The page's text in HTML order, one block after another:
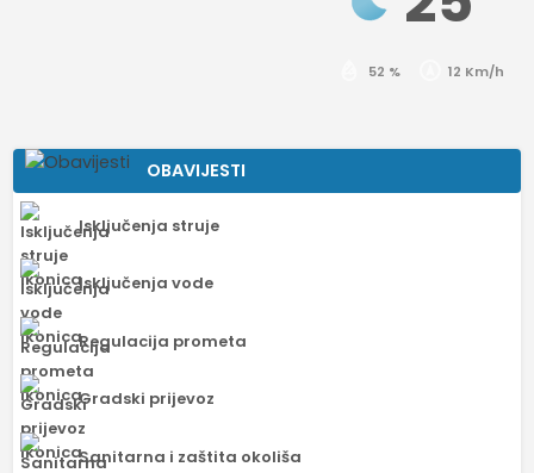
52 % 12 Km/h
OBAVIJESTI
Isključenja struje
Isključenja vode
Regulacija prometa
Gradski prijevoz
Sanitarna i zaštita okoliša